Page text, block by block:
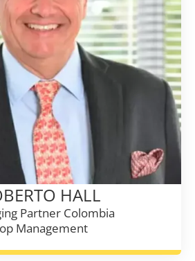
HALL
Partner Colombia
Management